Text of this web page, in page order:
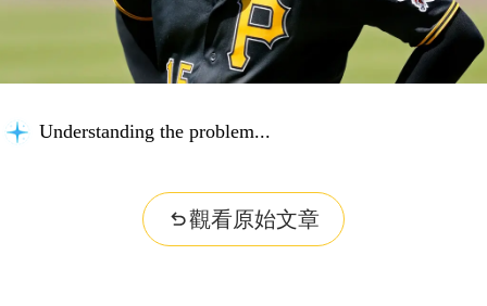
Understanding the problem...
觀看原始文章